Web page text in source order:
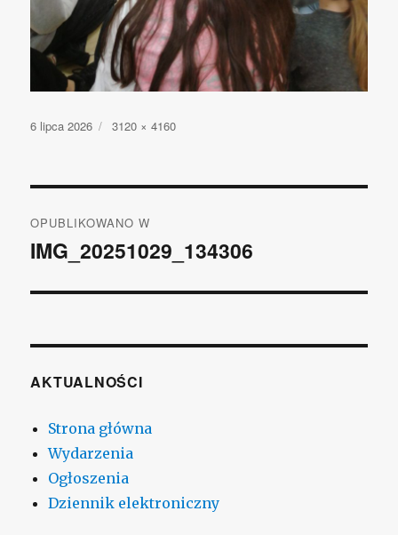
Opublikowano
6 lipca 2026
Pełny
3120 × 4160
wpisu
OPUBLIKOWANO W
IMG_20251029_134306
AKTUALNOŚCI
Strona główna
Wydarzenia
Ogłoszenia
Dziennik elektroniczny